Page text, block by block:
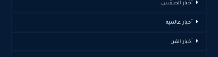
أخبار الطقس
أخبار عالمية
أخبار الفن